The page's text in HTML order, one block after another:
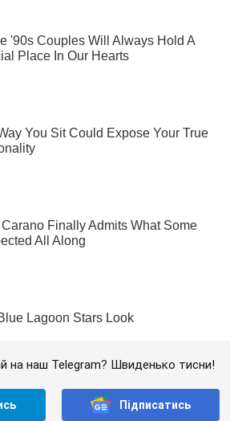
на наш Telegram? Швиденько тисни!
Підписатись